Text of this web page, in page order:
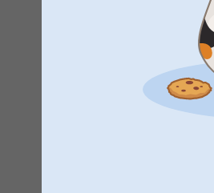
Att ha den framme med flera
2022-10-27